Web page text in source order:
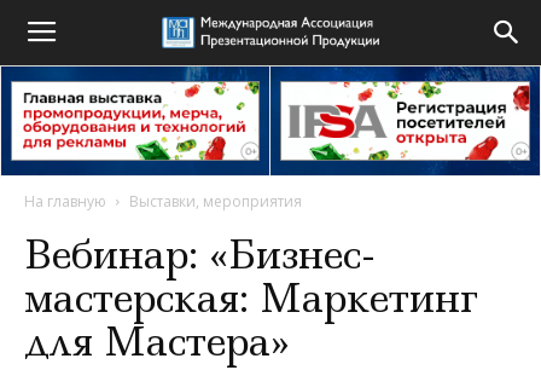
На главную Выставки, мероприятия
Вебинар: «Бизнес-
мастерская: Маркетинг
для Мастера»